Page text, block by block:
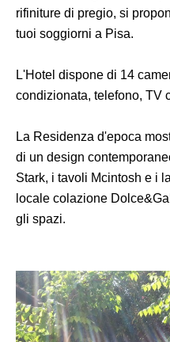
rifiniture di pregio, si
tuoi soggiorni a Pisa.
L'Hotel dispone di 14
condizionata, telefono, TV
La Residenza d'epoca
di un design
Stark, i tavoli Mcintosh e i
locale colazione
gli spazi.